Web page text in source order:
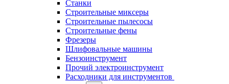
Станки
Строительные миксеры
Строительные пылесосы
Строительные фены
Фрезеры
Шлифовальные машины
Бензоинструмент
Прочий электроинструмент
Расходники для инструментов